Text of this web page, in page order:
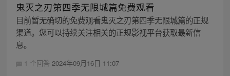
鬼灭之刃第四季无限城篇免费观看
目前暂无确切的免费观看鬼灭之刃第四季无限城篇的正规
渠道。您可以持续关注相关的正规影视平台获取最新信
息。
1 个回答 2024年09月16日 11:07